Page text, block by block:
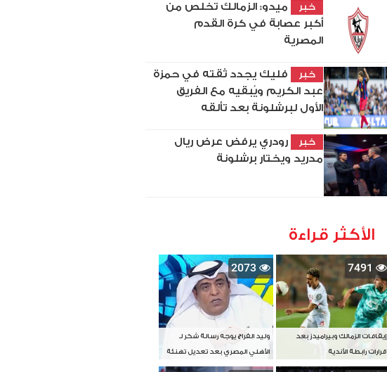
خبر
ميدو: الزمالك تخلص من
أكبر عصابة في كرة القدم
المصرية
خبر
فليك يجدد ثقته في حمزة
عبد الكريم ويُبقيه مع الفريق
الأول لبرشلونة بعد تألقه
خبر
رودري يرفض عرض ريال
مدريد ويختار برشلونة
الأكثر قراءة
7491
إيقافات الزمالك وبيراميدز بعد
قرارات رابطة الأندية
2073
وليد الفراج يوجه رسالة شكر لـ
الأهلي المصري بعد تعديل تهنئة
بطل آسيا